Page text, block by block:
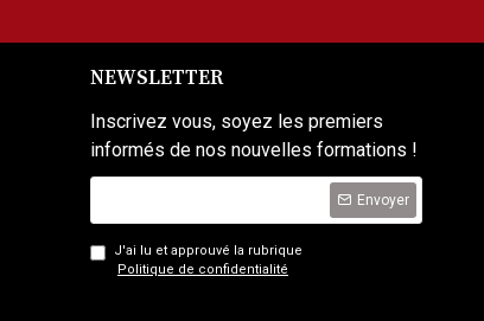
NEWSLETTER
Inscrivez vous, soyez les premiers
informés de nos nouvelles formations !
Envoyer
J'ai lu et approuvé la rubrique
Politique de confidentialité